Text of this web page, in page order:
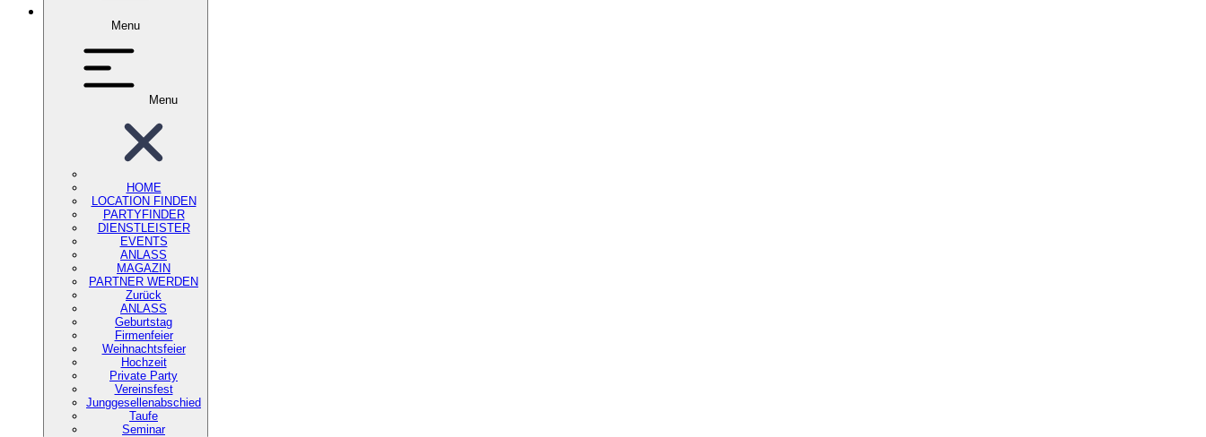
Menu
Menu
HOME
LOCATION FINDEN
PARTYFINDER
DIENSTLEISTER
EVENTS
ANLASS
MAGAZIN
PARTNER WERDEN
Zurück
ANLASS
Geburtstag
Firmenfeier
Weihnachtsfeier
Hochzeit
Private Party
Vereinsfest
Junggesellenabschied
Taufe
Seminar